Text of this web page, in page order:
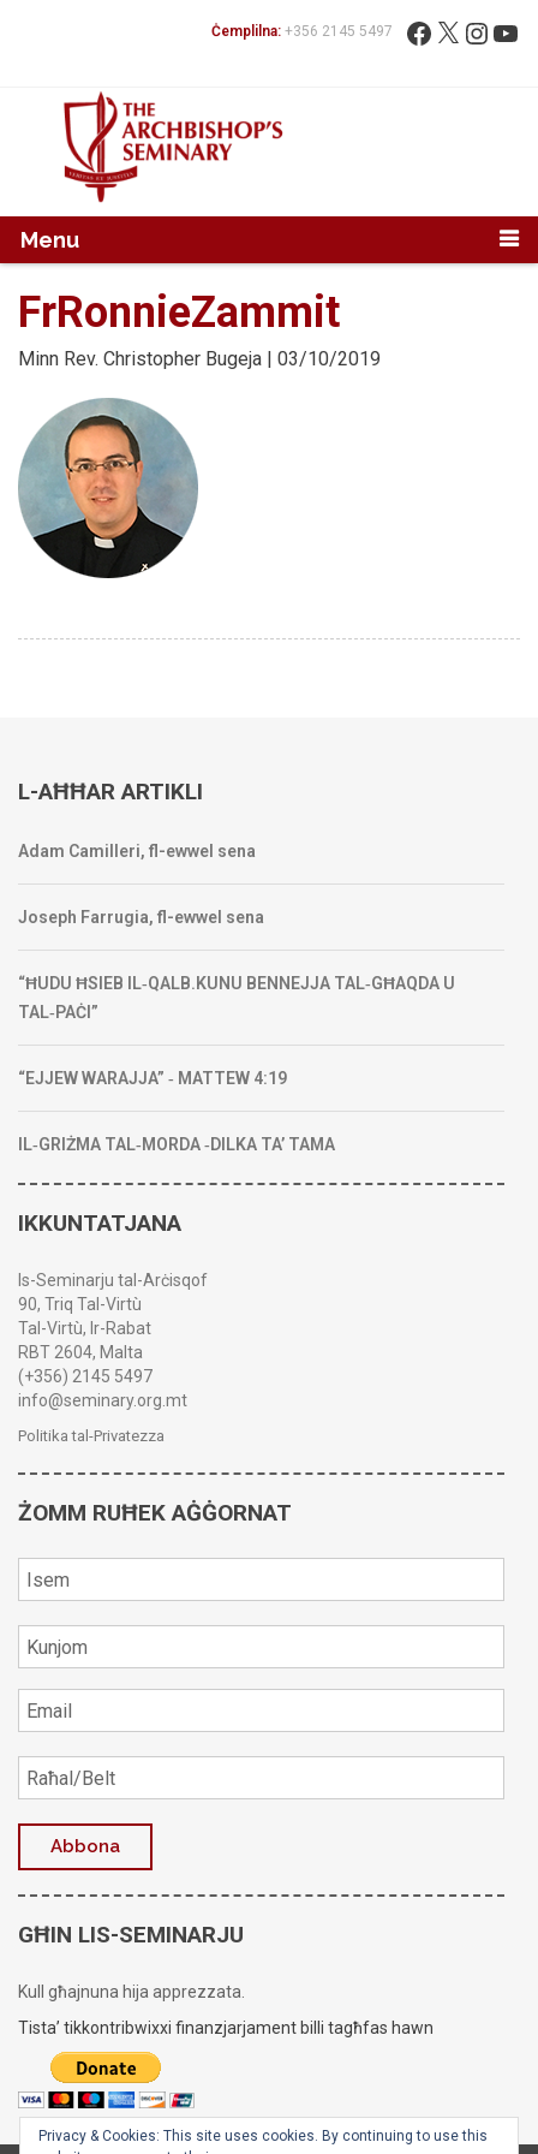
Fittex: Facebook
X
Ċemplilna: +356 2145 5497
Menu
FrRonnieZammit
Minn Rev. Christopher Bugeja | 03/10/2019
L-AĦĦAR ARTIKLI
Adam Camilleri, fl-ewwel sena
Joseph Farrugia, fl-ewwel sena
“ĦUDU ĦSIEB IL‑QALB.KUNU BENNEJJA TAL‑GĦAQDA U
TAL‑PAĊI”
“EJJEW WARAJJA” ‑ MATTEW 4:19
IL‑GRIŻMA TAL‑MORDA ‑DILKA TA’ TAMA
IKKUNTATJANA
Is-Seminarju tal-Arċisqof
90, Triq Tal-Virtù
Tal-Virtù, Ir-Rabat
RBT 2604, Malta
(+356) 2145 5497
info@seminary.org.mt
Politika tal-Privatezza
ŻOMM RUĦEK AĠĠORNAT
GĦIN LIS-SEMINARJU
Kull għajnuna hija apprezzata.
Tista’ tikkontribwixxi finanzjarjament billi tagħfas hawn
Privacy & Cookies: This site uses cookies. By continuing to use this